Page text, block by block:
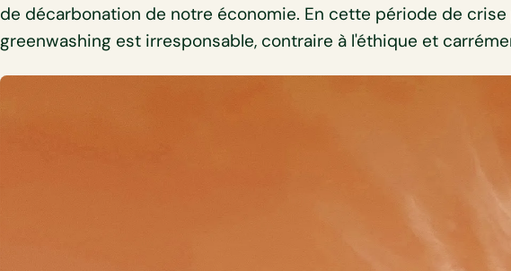
de décarbonation de notre économie. En cette période de crise
greenwashing est irresponsable, contraire à l'éthique et